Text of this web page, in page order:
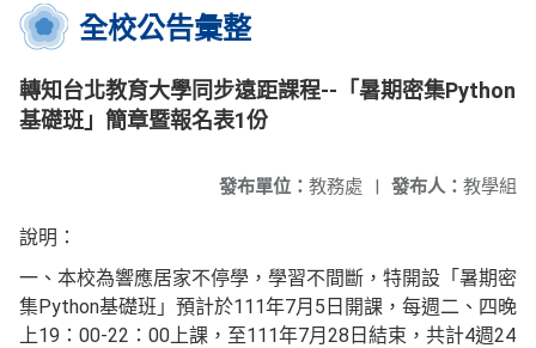
全校公告彙整
轉知台北教育大學同步遠距課程--「暑期密集Python
基礎班」簡章暨報名表1份
發布人： 教學組
發布單位： 教務處 |
說明：
一、本校為響應居家不停學，學習不間斷，特開設「暑期密
集Python基礎班」預計於111年7月5日開課，每週二、四晚
上19：00-22：00上課，至111年7月28日結束，共計4週24